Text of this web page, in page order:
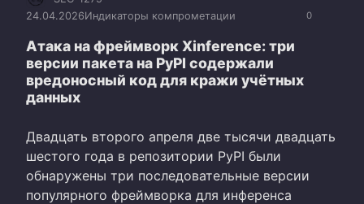
0
24.04.2026Индикаторы компрометации
Атака на фреймворк Xinference: три
версии пакета на PyPI содержали
вредоносный код для кражи учётных
данных
Двадцать второго апреля две тысячи двадцать
шестого года в репозитории PyPI были
обнаружены три последовательные версии
популярного фреймворка для инференса